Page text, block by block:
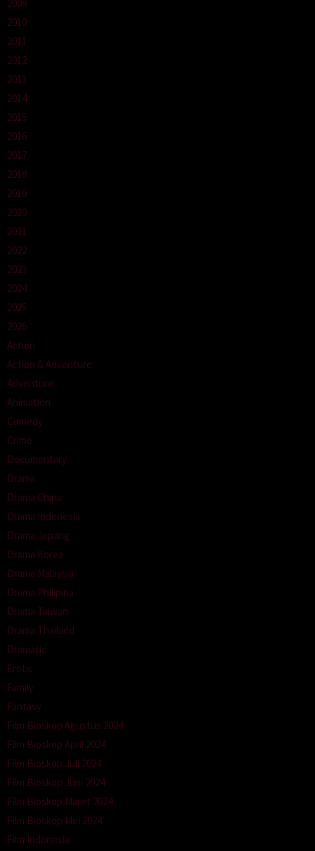
2008
2010
2011
2012
2013
2014
2015
2016
2017
2018
2019
2020
2021
2022
2023
2024
2025
2026
Action
Action & Adventure
Adventure
Animation
Comedy
Crime
Documentary
Drama
Drama China
Drama Indonesia
Drama Jepang
Drama Korea
Drama Malaysia
Drama Philipina
Drama Taiwan
Drama Thailand
Dramatic
Erotic
Family
Fantasy
Film Bioskop Agustus 2024
Film Bioskop April 2024
Film Bioskop Juli 2024
Film Bioskop Juni 2024
Film Bioskop Maret 2024
Film Bioskop Mei 2024
Film Indonesia